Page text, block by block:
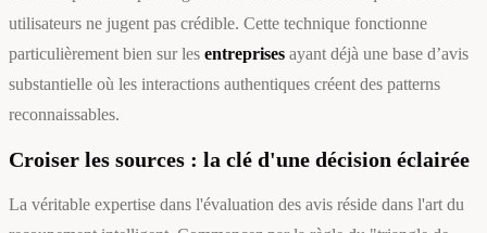
utilisateurs ne jugent pas crédible. Cette technique fonctionne
particulièrement bien sur les entreprises ayant déjà une base d’avis
substantielle où les interactions authentiques créent des patterns
reconnaissables.
Croiser les sources : la clé d'une décision éclairée
La véritable expertise dans l'évaluation des avis réside dans l'art du